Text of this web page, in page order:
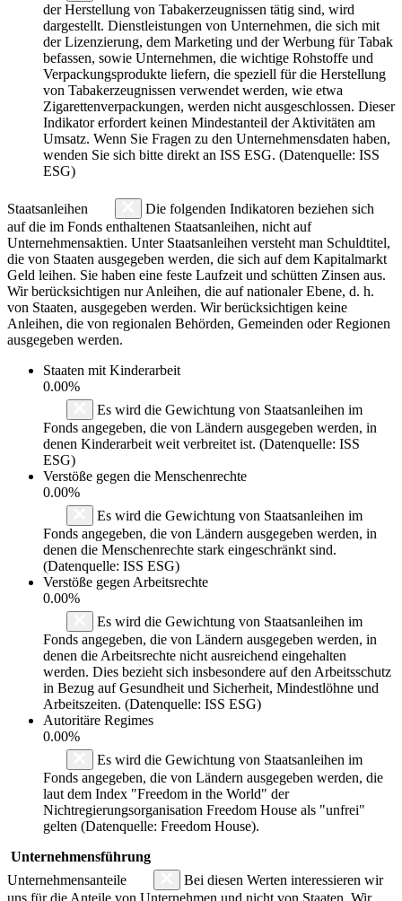
der Herstellung von Tabakerzeugnissen tätig sind, wird
dargestellt. Dienstleistungen von Unternehmen, die sich mit
der Lizenzierung, dem Marketing und der Werbung für Tabak
befassen, sowie Unternehmen, die wichtige Rohstoffe und
Verpackungsprodukte liefern, die speziell für die Herstellung
von Tabakerzeugnissen verwendet werden, wie etwa
Zigarettenverpackungen, werden nicht ausgeschlossen. Dieser
Indikator erfordert keinen Mindestanteil der Aktivitäten am
Umsatz. Wenn Sie Fragen zu den Unternehmensdaten haben,
wenden Sie sich bitte direkt an ISS ESG. (Datenquelle: ISS
ESG)
Staatsanleihen
Die folgenden Indikatoren beziehen sich
auf die im Fonds enthaltenen Staatsanleihen, nicht auf
Unternehmensaktien. Unter Staatsanleihen versteht man Schuldtitel,
die von Staaten ausgegeben werden, die sich auf dem Kapitalmarkt
Geld leihen. Sie haben eine feste Laufzeit und schütten Zinsen aus.
Wir berücksichtigen nur Anleihen, die auf nationaler Ebene, d. h.
von Staaten, ausgegeben werden. Wir berücksichtigen keine
Anleihen, die von regionalen Behörden, Gemeinden oder Regionen
ausgegeben werden.
Staaten mit Kinderarbeit
0.00%
Es wird die Gewichtung von Staatsanleihen im
Fonds angegeben, die von Ländern ausgegeben werden, in
denen Kinderarbeit weit verbreitet ist. (Datenquelle: ISS
ESG)
Verstöße gegen die Menschenrechte
0.00%
Es wird die Gewichtung von Staatsanleihen im
Fonds angegeben, die von Ländern ausgegeben werden, in
denen die Menschenrechte stark eingeschränkt sind.
(Datenquelle: ISS ESG)
Verstöße gegen Arbeitsrechte
0.00%
Es wird die Gewichtung von Staatsanleihen im
Fonds angegeben, die von Ländern ausgegeben werden, in
denen die Arbeitsrechte nicht ausreichend eingehalten
werden. Dies bezieht sich insbesondere auf den Arbeitsschutz
in Bezug auf Gesundheit und Sicherheit, Mindestlöhne und
Arbeitszeiten. (Datenquelle: ISS ESG)
Autoritäre Regimes
0.00%
Es wird die Gewichtung von Staatsanleihen im
Fonds angegeben, die von Ländern ausgegeben werden, die
laut dem Index "Freedom in the World" der
Nichtregierungsorganisation Freedom House als "unfrei"
gelten (Datenquelle: Freedom House).
Unternehmensführung
Unternehmensanteile
Bei diesen Werten interessieren wir
uns für die Anteile von Unternehmen und nicht von Staaten. Wir